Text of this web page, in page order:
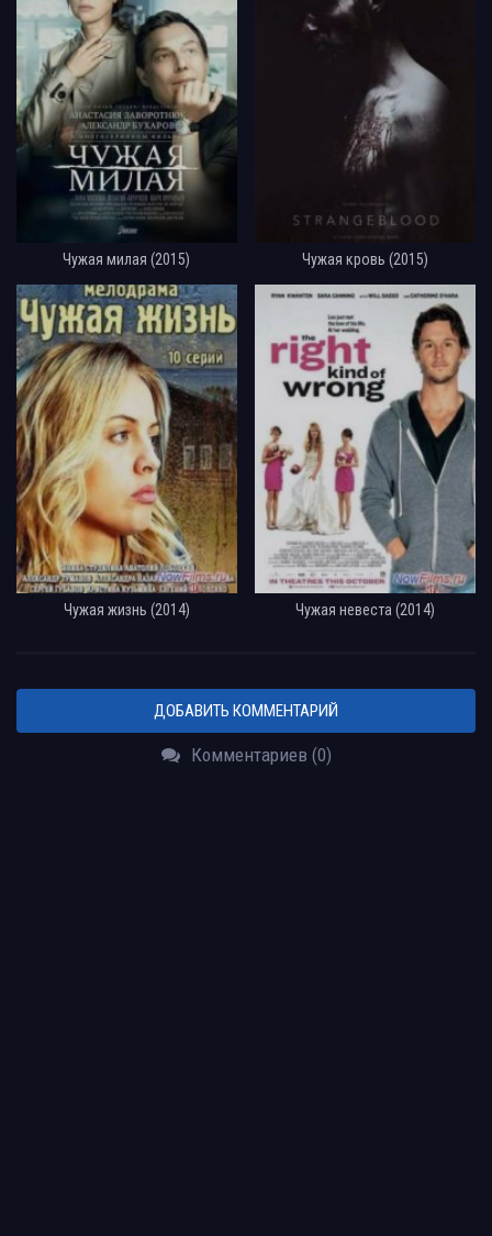
Чужая милая (2015) Чужая кровь (2015)
Чужая жизнь (2014) Чужая невеста (2014)
ДОБАВИТЬ КОММЕНТАРИЙ
Комментариев (0)